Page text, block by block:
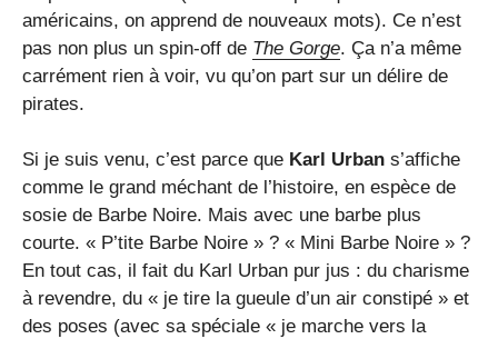
américains, on apprend de nouveaux mots). Ce n’est
pas non plus un spin-off de The Gorge. Ça n’a même
carrément rien à voir, vu qu’on part sur un délire de
pirates.
Si je suis venu, c’est parce que Karl Urban s’affiche
comme le grand méchant de l’histoire, en espèce de
sosie de Barbe Noire. Mais avec une barbe plus
courte. « P’tite Barbe Noire » ? « Mini Barbe Noire » ?
En tout cas, il fait du Karl Urban pur jus : du charisme
à revendre, du « je tire la gueule d’un air constipé » et
des poses (avec sa spéciale « je marche vers la